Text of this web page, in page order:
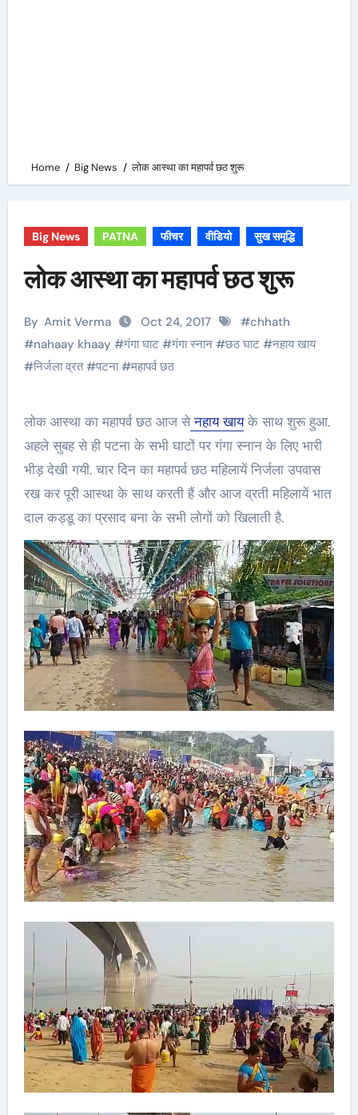
Home Big News लोक आस्था का महापर्व छठ शुरू
Big News PATNA फीचर वीडियो सुख समृद्धि
लोक आस्था का महापर्व छठ शुरू
By Amit Verma Oct 24, 2017 #chhath
#nahaay khaay #गंगा घाट#गंगा स्नान#छठ घाट#नहाय खाय
#निर्जला व्रत#पटना#महापर्व छठ
लोक आस्था का महापर्व छठ आज सेनहाय खायके साथ शुरू हुआ.
अहले सुबह से ही पटना के सभी घाटों पर गंगा स्नान के लिए भारी
भीड़ देखी गयी. चार दिन का महापर्व छठ महिलायें निर्जला उपवास
रख कर पूरी आस्था के साथ करती हैं और आज व्रती महिलायें भात
दाल कड्डू का प्रसाद बना के सभी लोगों को खिलाती है.